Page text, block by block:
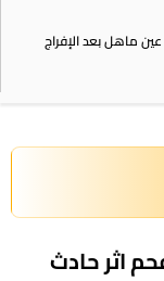
ماهل بعد الإفراج
اثر حادث